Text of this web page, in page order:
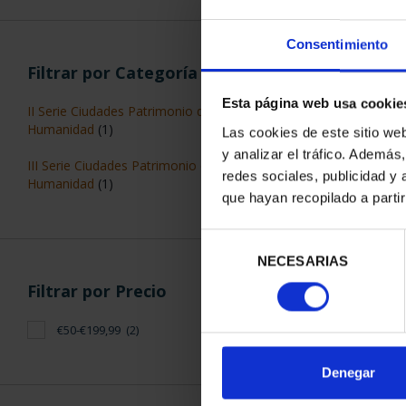
Consentimiento
Esta página web usa
Las cookies de este sitio
y analizar el tráfico.
redes sociales, publicidad y
que hayan recopilado a
consentimiento
NECESARIAS
Denegar
Filtrar por Categoría
II Serie Ciudades Patrimonio de la
Humanidad (1)
III Serie Ciudades Patrimonio de la
Humanidad (1)
Filtrar por Precio
€50-€199,99 (2)
CIUDADES
ORDENAR POR: